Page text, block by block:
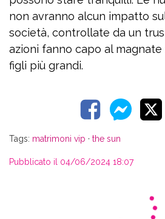
non avranno alcun impatto
società, controllate da un
azioni fanno capo al
figli più grandi.
Tags: matrimoni vip · the sun
Pubblicato il 04/06/2024 18:07